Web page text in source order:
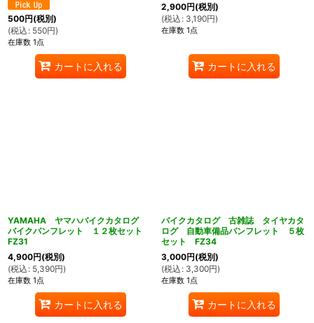
500円(税別)
(税込 : 550円)
在庫数 1点
カートに入れる
2,900円(税別)
(税込 : 3,190円)
在庫数 1点
カートに入れる
YAMAHA ヤマハバイクカタログ
バイクパンフレット １２枚セット
FZ31
4,900円(税別)
(税込 : 5,390円)
在庫数 1点
カートに入れる
バイクカタログ 古雑誌 タイヤカタ
ログ 自動車備品パンフレット ５枚
セット FZ34
3,000円(税別)
(税込 : 3,300円)
在庫数 1点
カートに入れる